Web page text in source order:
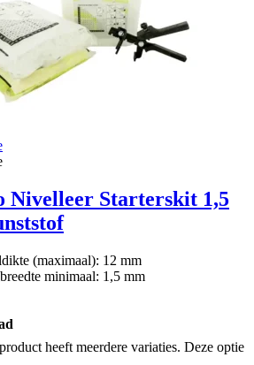
Nivelleer Starterskit 1,5
(maximaal): 12 mm
minimaal: 1,5 mm
heeft meerdere variaties. Deze optie